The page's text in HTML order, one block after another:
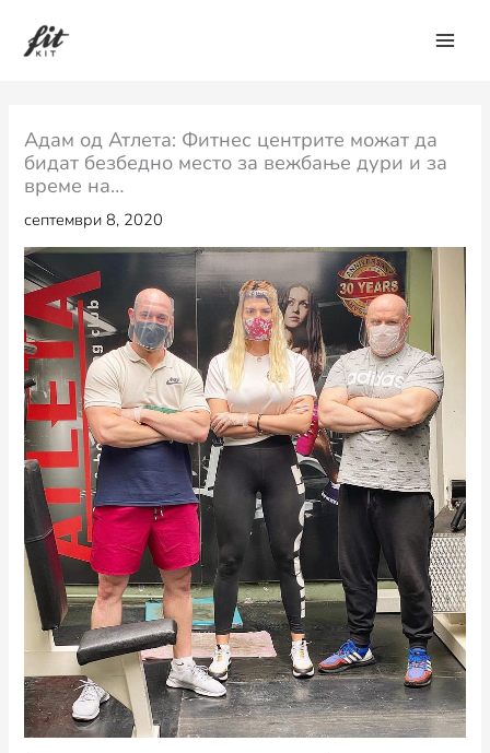
content
Адам од Атлета: Фитнес центрите можат да
бидат безбедно место за вежбање дури и за
време на…
септември 8, 2020